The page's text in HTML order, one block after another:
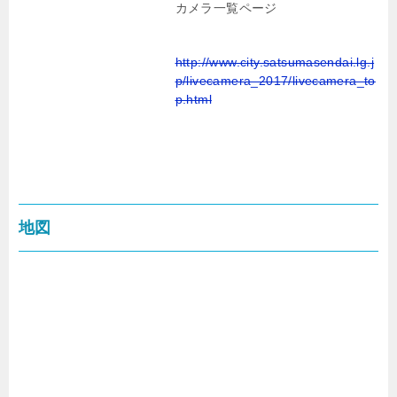
カメラ一覧ページ
http://www.city.satsumasendai.lg.j
p/livecamera_2017/livecamera_to
p.html
地図